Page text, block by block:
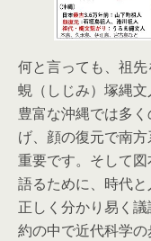
何と言っても、祖
蜆（しじみ）塚縄
豊富な沖縄では多
げ、顔の復元で南
重要です。そして
語るために、時代と
正しく分かり易く
約の中で近代科学